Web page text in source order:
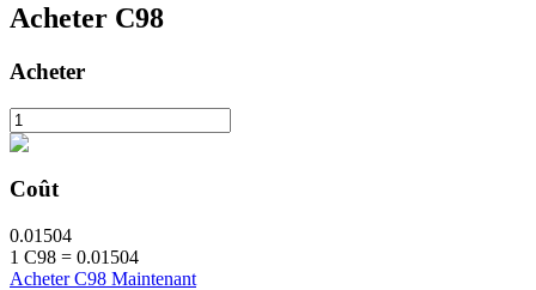
Acheter C98
Acheter
Coût
0.01504
1 C98 = 0.01504
Acheter C98 Maintenant